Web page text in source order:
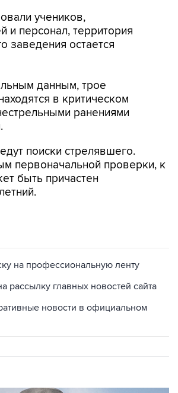
учеников,
и персонал, территория
заведения остается
данным, трое
в критическом
ранениями
поиски стрелявшего.
первоначальной проверки, к
быть причастен
на профессиональную ленту
рассылку главных новостей сайта
новости в официальном